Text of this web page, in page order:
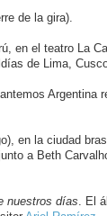
de la gira).
en el teatro La
de Lima,
Argentina
en la ciudad
a Beth
nuestros días. El